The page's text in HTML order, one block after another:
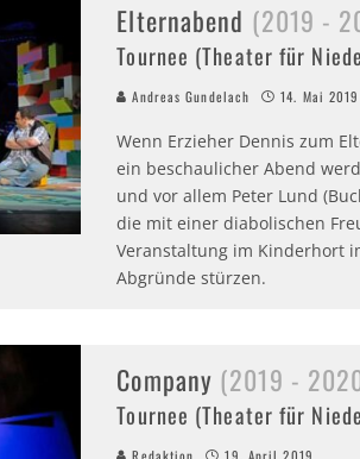
Elternabend (2019 -
Tournee (Theater für
Andreas Gundelach 14. Mai 2019
Wenn Erzieher Dennis zum
ein beschaulicher Abend
und vor allem Peter Lund
die mit einer diabolischen
Veranstaltung im Kinderhort
Abgründe stürzen.
Company (2019 -
Tournee (Theater für